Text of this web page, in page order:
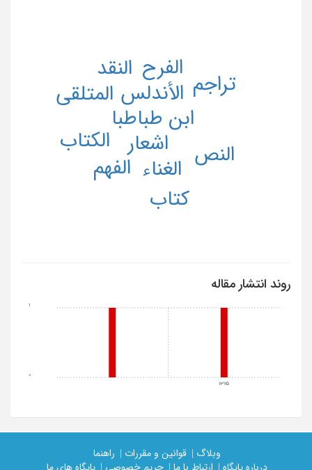
ابن طباطبا
اشعار
الأندلس
الغناء
الفرح
الفهم
المتلقی
النص
النقد
الکتاب
تراجم
کتاب
روند انتشار مقاله
1375
0
1
وبلاگ | قوانین و مقررات |
راهنما
درباره پایگاه |
ارتباط با ما | حریم خصوصی | پایگاه های ما